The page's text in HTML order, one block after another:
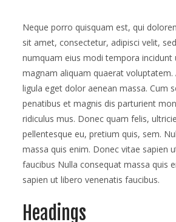
Neque porro quisquam est, qui
sit amet, consectetur, adipisci velit,
numquam eius modi tempora
magnam aliquam quaerat
ligula eget dolor aenean massa. Cum
penatibus et magnis dis parturient
ridiculus mus. Donec quam felis,
pellentesque eu, pretium quis, sem.
massa quis enim. Donec vitae sapien
faucibus Nulla consequat massa quis
sapien ut libero venenatis faucibus.
Headings